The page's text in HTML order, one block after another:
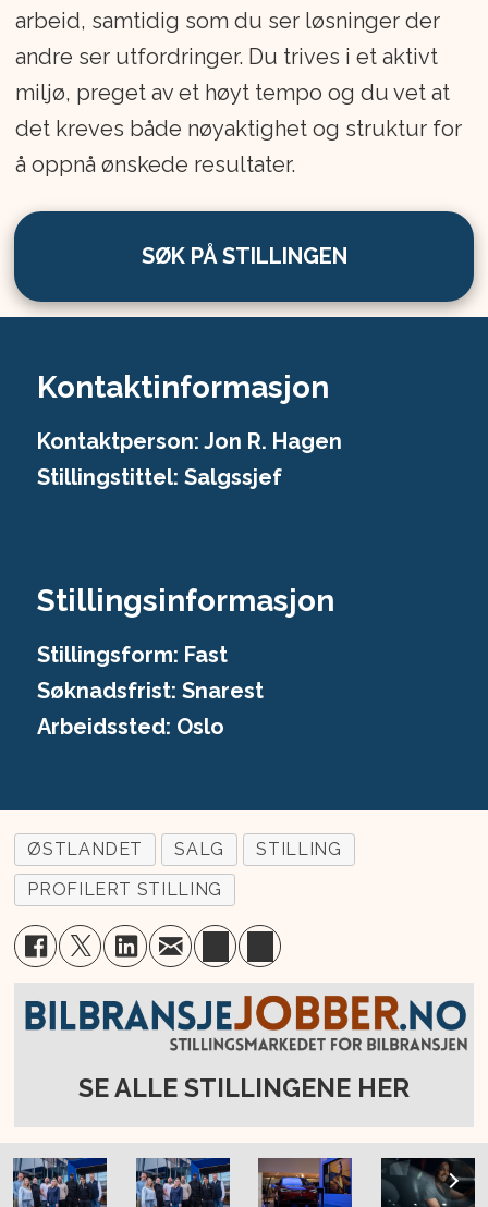
arbeid, samtidig som du ser løsninger der
andre ser utfordringer. Du trives i et aktivt
miljø, preget av et høyt tempo og du vet at
det kreves både nøyaktighet og struktur for
å oppnå ønskede resultater.
SØK PÅ STILLINGEN
Kontaktinformasjon
Kontaktperson: Jon R. Hagen
Stillingstittel: Salgssjef
Stillingsinformasjon
Stillingsform: Fast
Søknadsfrist: Snarest
Arbeidssted: Oslo
ØSTLANDET SALG
STILLING
PROFILERT STILLING
SE ALLE STILLINGENE HER